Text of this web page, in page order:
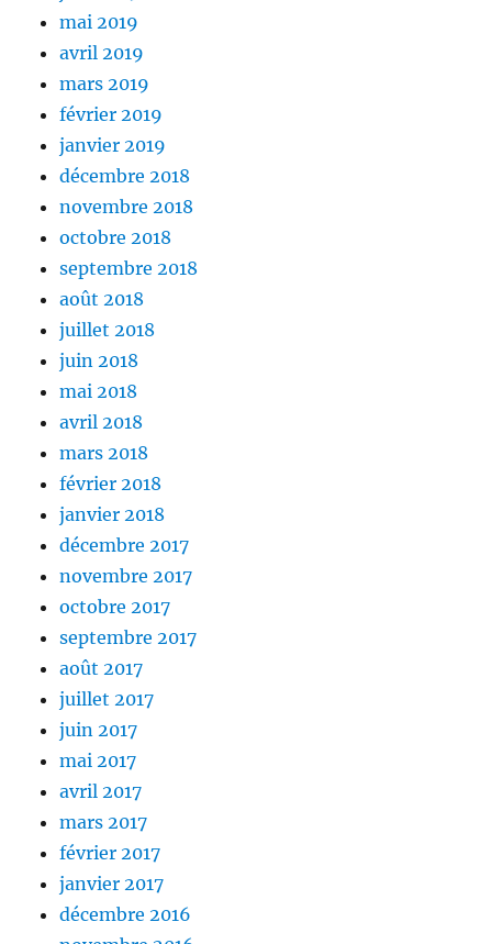
mai 2019
avril 2019
mars 2019
février 2019
janvier 2019
décembre 2018
novembre 2018
octobre 2018
septembre 2018
août 2018
juillet 2018
juin 2018
mai 2018
avril 2018
mars 2018
février 2018
janvier 2018
décembre 2017
novembre 2017
octobre 2017
septembre 2017
août 2017
juillet 2017
juin 2017
mai 2017
avril 2017
mars 2017
février 2017
janvier 2017
décembre 2016